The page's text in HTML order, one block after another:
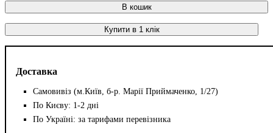
В кошик
Купити в 1 клік
Доставка
Самовивіз (м.Київ, б-р. Марії Приймаченко, 1/27)
По Києву: 1-2 дні
По Україні: за тарифами перевізника